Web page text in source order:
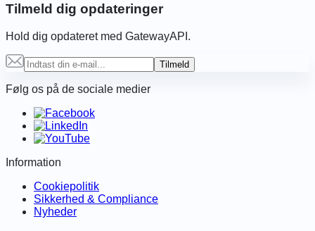
Tilmeld dig opdateringer
Hold dig opdateret med GatewayAPI.
Tilmeld
Følg os på de sociale medier
Information
Cookiepolitik
Sikkerhed & Compliance
Nyheder